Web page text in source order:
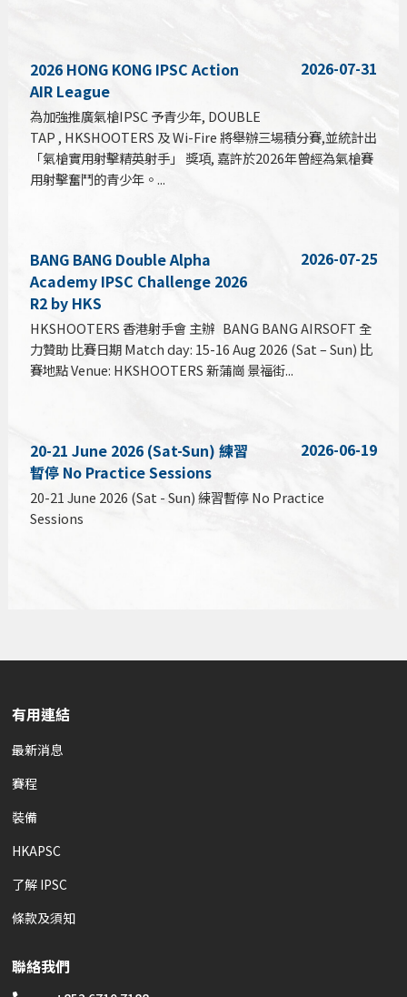
2026 HONG KONG IPSC Action
AIR League
2026-07-31
為加強推廣氣槍IPSC 予青少年, DOUBLE
TAP , HKSHOOTERS 及 Wi-Fire 將舉辦三場積分賽,並統計出
「氣槍實用射擊精英射手」 獎項, 嘉許於2026年曾經為氣槍賽
用射擊奮鬥的青少年。...
BANG BANG Double Alpha
Academy IPSC Challenge 2026
R2 by HKS
2026-07-25
HKSHOOTERS 香港射手會 主辦 BANG BANG AIRSOFT 全
力贊助 比賽日期 Match day: 15-16 Aug 2026 (Sat – Sun) 比
賽地點 Venue: HKSHOOTERS 新蒲崗 景福街...
20-21 June 2026 (Sat-Sun) 練習
暫停 No Practice Sessions
2026-06-19
20-21 June 2026 (Sat - Sun) 練習暫停 No Practice
Sessions
有用連結
最新消息
賽程
裝備
HKAPSC
了解 IPSC
條款及須知
聯絡我們